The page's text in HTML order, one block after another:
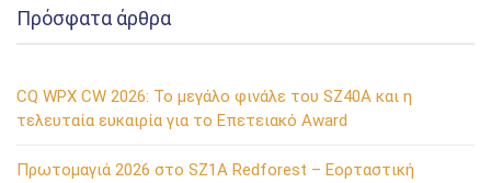
Πρόσφατα άρθρα
CQ WPX CW 2026: Το μεγάλο φινάλε του SZ40A και η
τελευταία ευκαιρία για το Επετειακό Award
Πρωτομαγιά 2026 στο SZ1A Redforest – Εορταστική